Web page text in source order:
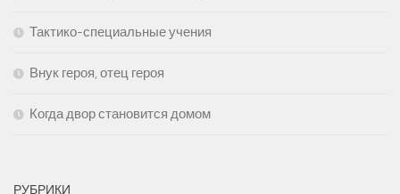
Тактико-специальные учения
Внук героя, отец героя
Когда двор становится домом
РУБРИКИ